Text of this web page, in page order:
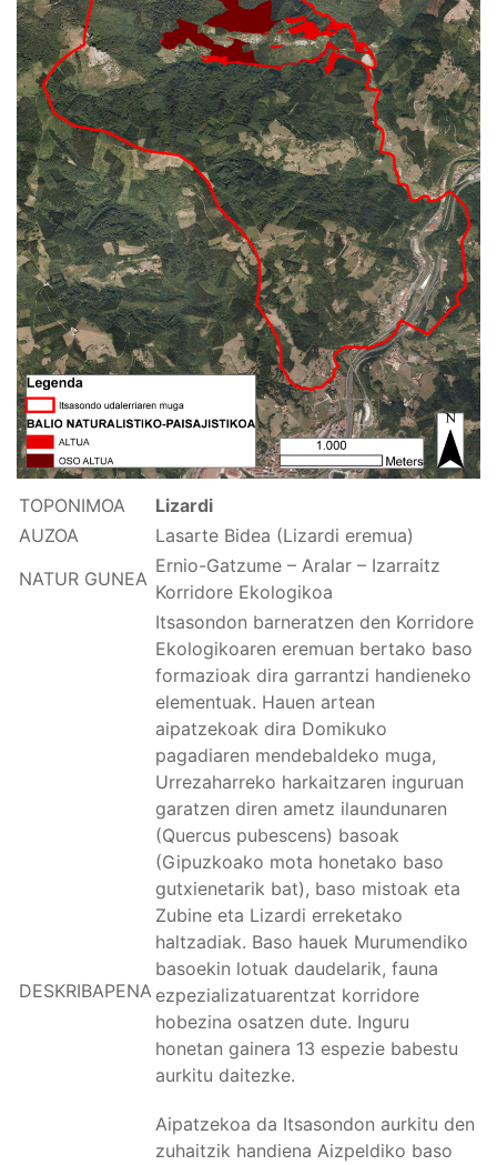
TOPONIMOA
Lizardi
AUZOA
Lasarte Bidea (Lizardi eremua)
NATUR GUNEA
Ernio-Gatzume – Aralar – Izarraitz
Korridore Ekologikoa
DESKRIBAPENA
Itsasondon barneratzen den Korridore
Ekologikoaren eremuan bertako baso
formazioak dira garrantzi handieneko
elementuak. Hauen artean
aipatzekoak dira Domikuko
pagadiaren mendebaldeko muga,
Urrezaharreko harkaitzaren inguruan
garatzen diren ametz ilaundunaren
(Quercus pubescens) basoak
(Gipuzkoako mota honetako baso
gutxienetarik bat), baso mistoak eta
Zubine eta Lizardi erreketako
haltzadiak. Baso hauek Murumendiko
basoekin lotuak daudelarik, fauna
ezpezializatuarentzat korridore
hobezina osatzen dute. Inguru
honetan gainera 13 espezie babestu
aurkitu daitezke.
Aipatzekoa da Itsasondon aurkitu den
zuhaitzik handiena Aizpeldiko baso